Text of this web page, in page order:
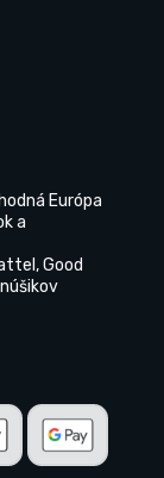
Európa
a
Good